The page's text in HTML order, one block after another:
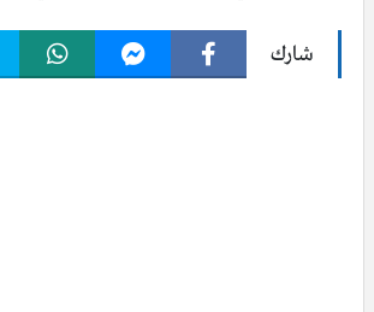
شارك